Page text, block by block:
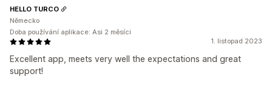
1. listopad 2023
Excellent app, meets very well the expectations and great
support!
HELLO TURCO
Německo
Doba používání aplikace: Asi 2 měsíci